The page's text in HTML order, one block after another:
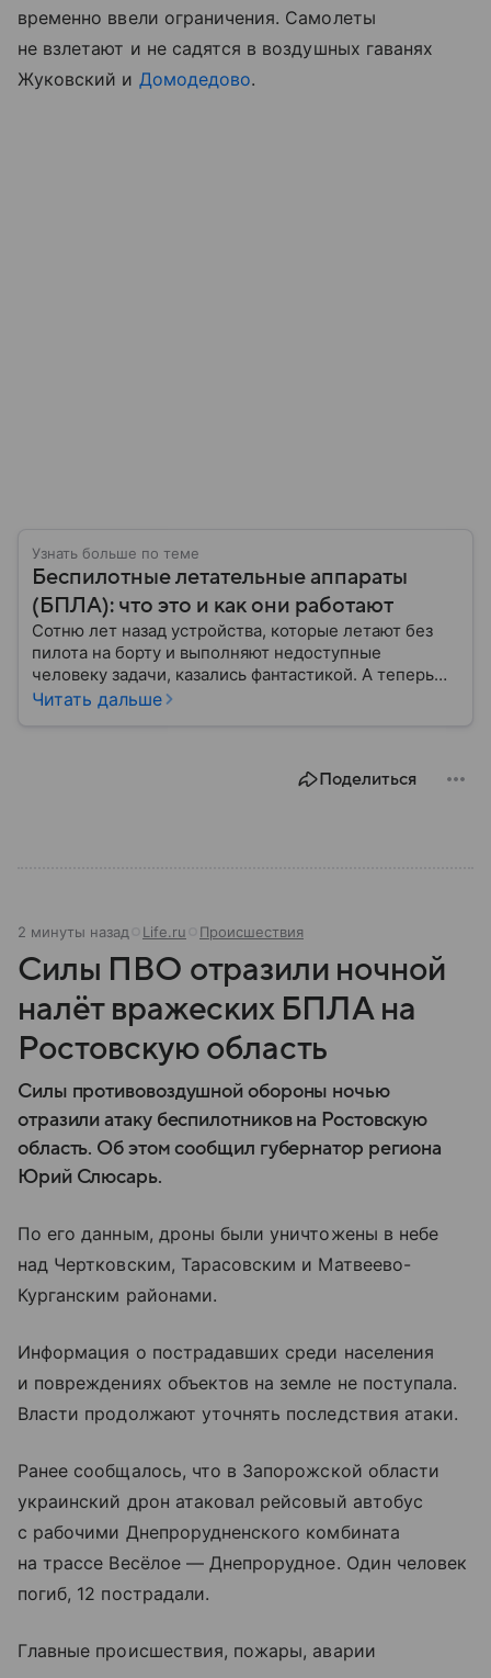
временно ввели ограничения. Самолеты
не взлетают и не садятся в воздушных гаванях
Жуковский и Домодедово.
Узнать больше по теме
Беспилотные летательные аппараты
(БПЛА): что это и как они работают
Сотню лет назад устройства, которые летают без
пилота на борту и выполняют недоступные
человеку задачи, казались фантастикой. А теперь
они стали реальностью: собрали главное о
Читать дальше
Поделиться
2 минуты назад Life.ru Происшествия
Силы ПВО отразили ночной
налёт вражеских БПЛА на
Ростовскую область
Силы противовоздушной обороны ночью
отразили атаку беспилотников на Ростовскую
область. Об этом сообщил губернатор региона
Юрий Слюсарь.
По его данным, дроны были уничтожены в небе
над Чертковским, Тарасовским и Матвеево-
Курганским районами.
Информация о пострадавших среди населения
и повреждениях объектов на земле не поступала.
Власти продолжают уточнять последствия атаки.
Ранее сообщалось, что в Запорожской области
украинский дрон атаковал рейсовый автобус
с рабочими Днепрорудненского комбината
на трассе Весёлое — Днепрорудное. Один человек
погиб, 12 пострадали.
Главные происшествия, пожары, аварии